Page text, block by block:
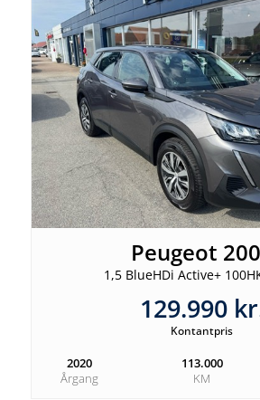
Peugeot
1,5 BlueHDi Active+
129.990
Kontantpris
2020
Årgang
113.000
KM